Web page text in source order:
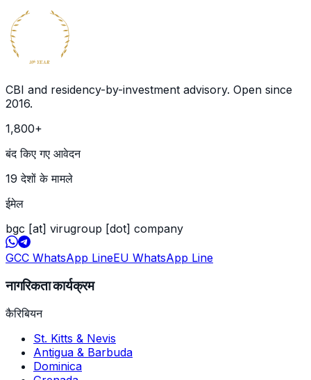
10th YEAR
CBI and residency-by-investment advisory. Open since
2016.
1,800+
बंद किए गए आवेदन
19 देशों के मामले
ईमेल
bgc [at] virugroup [dot] company
GCC WhatsApp LineEU WhatsApp Line
नागरिकता कार्यक्रम
कैरिबियन
St. Kitts & Nevis
Antigua & Barbuda
Dominica